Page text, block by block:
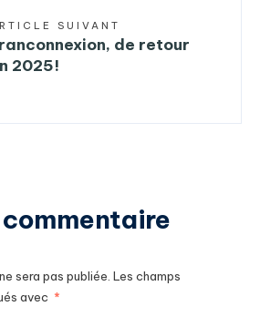
SUIVANT
de retour
2025!
sera pas publiée. Les champs
avec *